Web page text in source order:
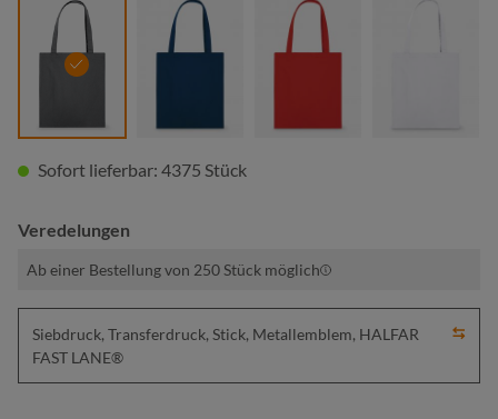
anthrazit
Sofort lieferbar: 4375 Stück
Veredelungen
Ab einer Bestellung von 250 Stück möglich
Siebdruck, Transferdruck, Stick, Metallemblem, HALFAR
FAST LANE®